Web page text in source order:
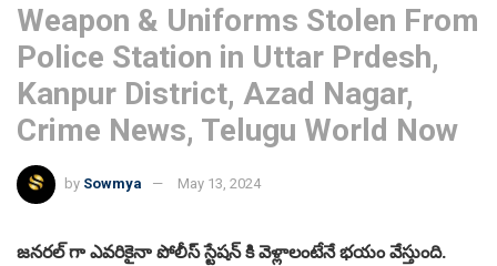
Weapon & Uniforms Stolen From
Police Station in Uttar Prdesh,
Kanpur District, Azad Nagar,
Crime News, Telugu World Now
by Sowmya May 13, 2024
జనరల్ గా ఎవరికైనా పోలీస్ స్టేషన్ కి వెళ్లాలంటేనే భయం వేస్తుంది.